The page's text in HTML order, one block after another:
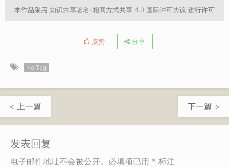
本作品采用 知识共享署名-相同方式共享 4.0 国际许可协议 进行许可
点赞 分享
No Tag
< 上一篇 下一篇 >
发表回复
电子邮件地址不会被公开。必填项已用 * 标注